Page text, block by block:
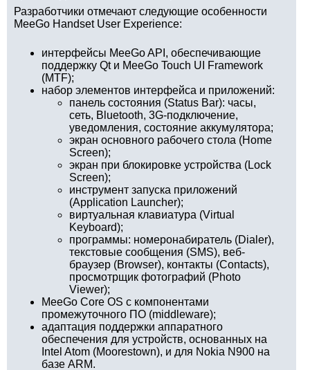
Разработчики отмечают следующие особенности
MeeGo Handset User Experience:
интерфейсы MeeGo API, обеспечивающие
поддержку Qt и MeeGo Touch UI Framework
(MTF);
набор элементов интерфейса и приложений:
панель состояния (Status Bar): часы,
сеть, Bluetooth, 3G-подключение,
уведомления, состояние аккумулятора;
экран основного рабочего стола (Home
Screen);
экран при блокировке устройства (Lock
Screen);
инструмент запуска приложений
(Application Launcher);
виртуальная клавиатура (Virtual
Keyboard);
программы: номеронабиратель (Dialer),
текстовые сообщения (SMS), веб-
браузер (Browser), контакты (Contacts),
просмотрщик фотографий (Photo
Viewer);
MeeGo Core OS с компонентами
промежуточного ПО (middleware);
адаптация поддержки аппаратного
обеспечения для устройств, основанных на
Intel Atom (Moorestown), и для Nokia N900 на
базе ARM.